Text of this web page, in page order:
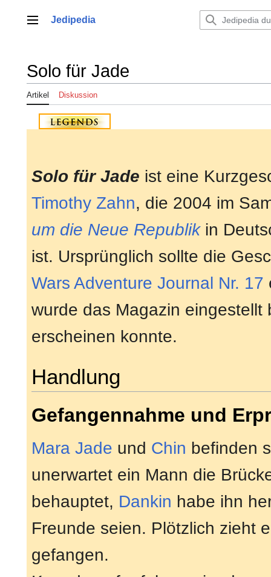
springenHauptmenü
Jedipedia
Solo für Jade
Artikel Diskussion
Solo für Jade ist eine
Timothy Zahn, die 2004 im
um die Neue Republikin
ist. Ursprünglich sollte die
Wars Adventure Journal Nr. 17
wurde das Magazin eingestellt
erscheinen konnte.
Handlung
Gefangennahme und
Mara Jade und Chin befinden
unerwartet ein Mann die
behauptet, Dankin habe ihn
Freunde seien. Plötzlich zieht
gefangen.